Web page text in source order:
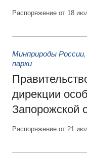
Распоряжение от 18
Минприроды России,
парки
дирекции
Запорожской
Распоряжение от 21